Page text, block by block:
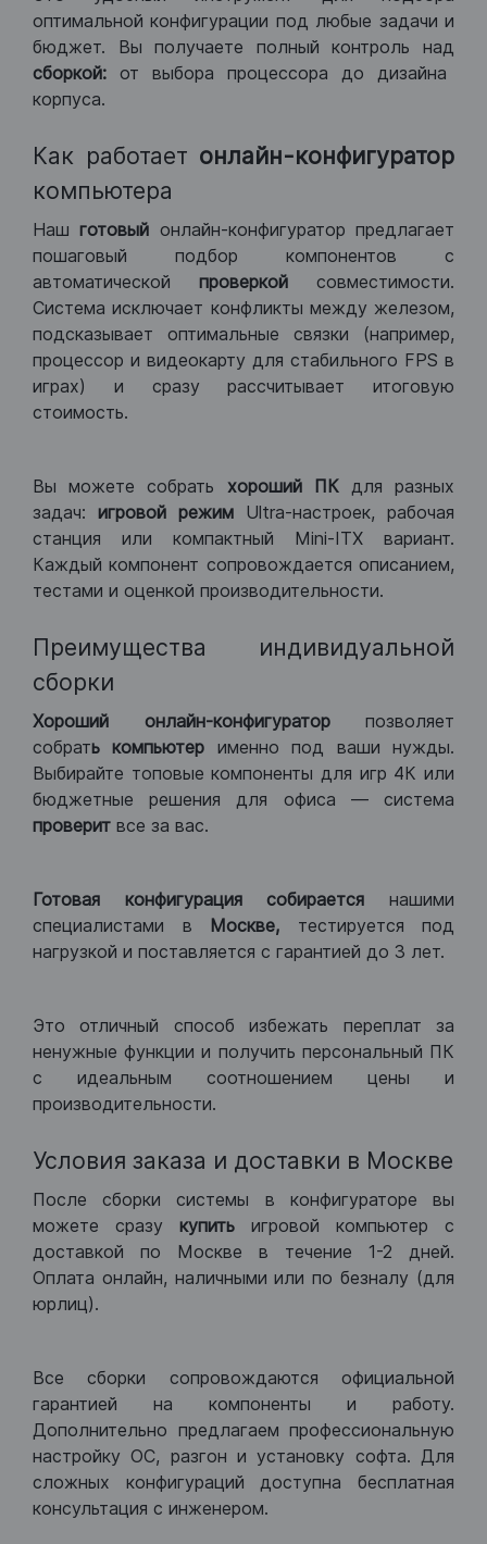
оптимальной конфигурации под любые задачи и
бюджет. Вы получаете полный контроль над
сборкой: от выбора процессора до дизайна
корпуса.
Как работает онлайн-конфигуратор
компьютера
Нашготовый онлайн-конфигуратор предлагает
пошаговый подбор компонентов с
автоматической проверкой совместимости.
Система исключает конфликты между железом,
подсказывает оптимальные связки (например,
процессор и видеокарту для стабильного FPS в
играх) и сразу рассчитывает итоговую
стоимость.
Вы можете собрать хороший ПКдля разных
задач: игровой режим Ultra-настроек, рабочая
станция или компактный Mini-ITX вариант.
Каждый компонент сопровождается описанием,
тестами и оценкой производительности.
Преимущества индивидуальной
сборки
Хороший онлайн-конфигураторпозволяет
собрать компьютер именно под ваши нужды.
Выбирайте топовые компоненты для игр 4К или
бюджетные решения для офиса — система
проверит все за вас.
Готовая конфигурация собираетсянашими
специалистами в Москве, тестируется под
нагрузкой и поставляется с гарантией до 3 лет.
Это отличный способ избежать переплат за
ненужные функции и получить персональный ПК
с идеальным соотношением цены и
производительности.
Условия заказа и доставки в Москве
После сборки системы в конфигураторе вы
можете сразу купить игровой компьютер с
доставкой по Москве в течение 1-2 дней.
Оплата онлайн, наличными или по безналу (для
юрлиц).
Все сборки сопровождаются официальной
гарантией на компоненты и работу.
Дополнительно предлагаем профессиональную
настройку ОС, разгон и установку софта. Для
сложных конфигураций доступна бесплатная
консультация с инженером.